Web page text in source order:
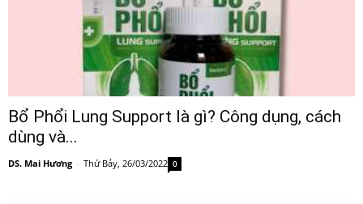
Bổ Phổi Lung Support là gì? Công dụng, cách
dùng và...
DS. Mai Hương - Thứ Bảy, 26/03/2022 0